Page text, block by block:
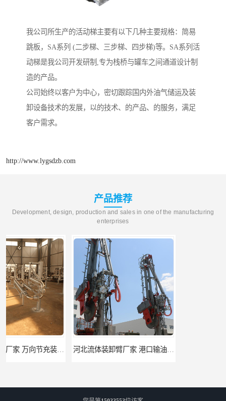
我公司所生产的活动梯主要有以下几种主要规格：简易
跳板，SA系列 (二步梯、三步梯、四步梯)等。SA系列活
动梯是我公司开发研制,专为栈桥与罐车之间通道设计制
造的产品。
公司始终以客户为中心，密切跟踪国内外油气储运及装
卸设备技术的发展，以的技术、的产品、的服务，满足
客户需求。
http://www.lygsdzb.com
产品推荐
Development, design, production and sales in one of the manufacturing
enterprises
河北流体装卸臂厂家 港口输油臂 节能环保